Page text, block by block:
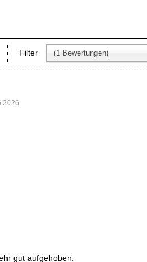
Filter (1 Bewertungen)
gut aufgehoben.